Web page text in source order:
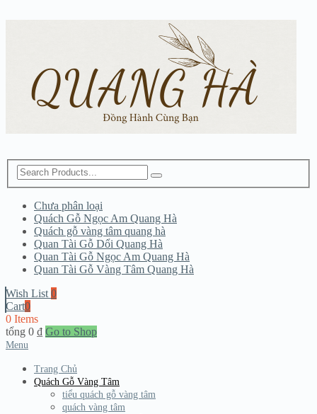
Chưa phân loại
Quách Gỗ Ngọc Am Quang Hà
Quách gỗ vàng tâm quang hà
Quan Tài Gỗ Dổi Quang Hà
Quan Tài Gỗ Ngọc Am Quang Hà
Quan Tài Gỗ Vàng Tâm Quang Hà
Wish List 0
Cart0
0 Items
tổng 0 ₫ Go to Shop
Menu
Trang Chủ
Quách Gỗ Vàng Tâm
tiểu quách gỗ vàng tâm
quách vàng tâm